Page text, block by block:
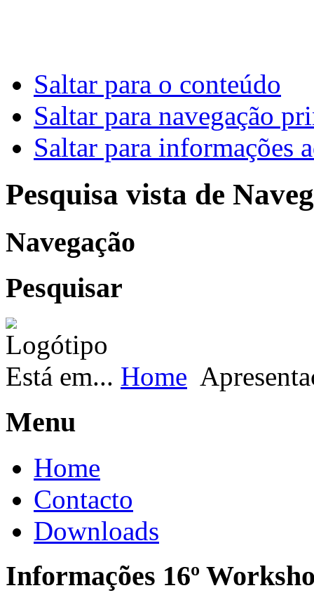
Saltar para o conteúdo
Saltar para navegação
Saltar para informações
Pesquisa vista de
Navegação
Pesquisar
Está em... Home
Menu
Home
Contacto
Downloads
Informações 16º